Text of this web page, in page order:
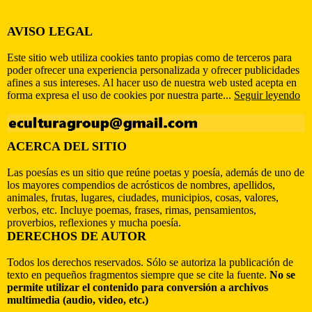
AVISO LEGAL
Este sitio web utiliza cookies tanto propias como de terceros para
poder ofrecer una experiencia personalizada y ofrecer publicidades
afines a sus intereses. Al hacer uso de nuestra web usted acepta en
forma expresa el uso de cookies por nuestra parte... Seguir leyendo
ACERCA DEL SITIO
Las poesías es un sitio que reúne poetas y poesía, además de uno de
los mayores compendios de acrósticos de nombres, apellidos,
animales, frutas, lugares, ciudades, municipios, cosas, valores,
verbos, etc. Incluye poemas, frases, rimas, pensamientos,
proverbios, reflexiones y mucha poesía.
DERECHOS DE AUTOR
Todos los derechos reservados. Sólo se autoriza la publicación de
texto en pequeños fragmentos siempre que se cite la fuente. No se
permite utilizar el contenido para conversión a archivos
multimedia (audio, video, etc.)